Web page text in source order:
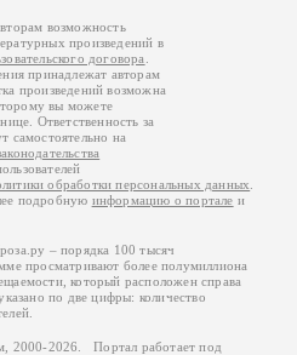
возможность
произведений в
договора
принадлежат авторам
произведений возможна
вы можете
Ответственность за
самостоятельно на
обработки персональных данных
подробную информацию о портале и
– порядка 100 тысяч
просматривают более полумиллиона
который расположен справа
по две цифры: количество
2000-2026. Портал работает под